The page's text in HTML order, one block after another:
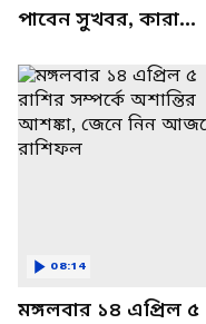
পাবেন সুখবর, কারা
বিশদে
মঙ্গলবার ১৪ এপ্রিল ৫
08:14